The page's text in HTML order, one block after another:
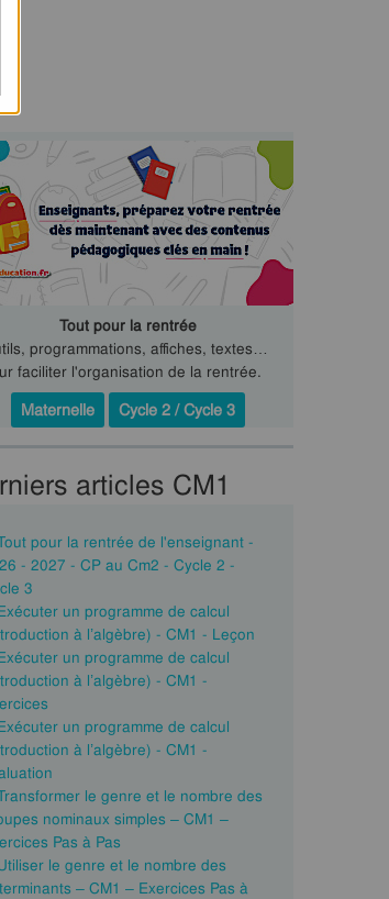
Tout pour la rentrée
programmations, affiches, textes…
faciliter l'organisation de la rentrée.
Maternelle
Cycle 2 / Cycle 3
articles CM1
pour la rentrée de l'enseignant -
- 2027 - CP au Cm2 - Cycle 2 -
3
un programme de calcul
à l’algèbre) - CM1 - Leçon
un programme de calcul
à l’algèbre) - CM1 -
un programme de calcul
à l’algèbre) - CM1 -
le genre et le nombre des
nominaux simples – CM1 –
Pas à Pas
le genre et le nombre des
– CM1 – Exercices Pas à